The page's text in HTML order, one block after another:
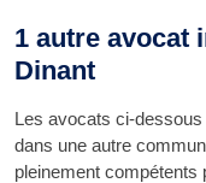
1 autre avocat
Dinant
Les avocats ci-
dans une autre
pleinement compétents